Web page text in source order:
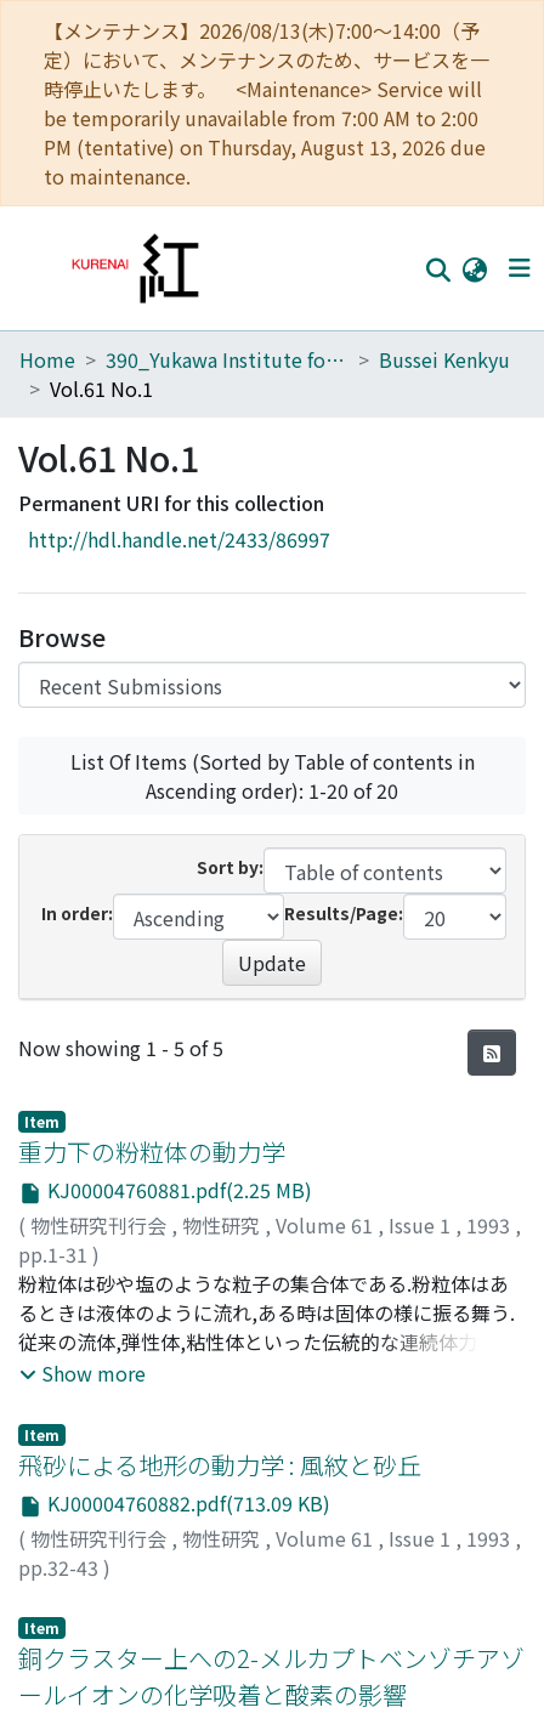
【メンテナンス】2026/08/13(木)7:00～14:00（予
定）において、メンテナンスのため、サービスを一
時停止いたします。 <Maintenance> Service will
be temporarily unavailable from 7:00 AM to 2:00
PM (tentative) on Thursday, August 13, 2026 due
to maintenance.
Home
Browse
Download Ranking
Access Statistics
Home 390_Yukawa Institute for Theoretical Physics
Bussei Kenkyu
Vol.61 No.1
Vol.61 No.1
Permanent URI for this collection
http://hdl.handle.net/2433/86997
Browse
List Of Items (Sorted by Table of contents in
Ascending order): 1-20 of 20
Sort by:
In order:
Results/Page:
Update
Recent Submissions
Now showing 1 - 5 of 5
Item
重力下の粉粒体の動力学
KJ00004760881.pdf(2.25 MB)
( 物性研究刊行会 , 物性研究 , Volume 61 , Issue 1 , 1993 ,
pp.1-31 )
田口, 善弘;Taguchi, Yoshihiro;タグチ, ヨシヒロ
粉粒体は砂や塩のような粒子の集合体である.粉粒体はあ
るときは液体のように流れ,ある時は固体の様に振る舞う.
従来の流体,弾性体,粘性体といった伝統的な連続体力学の
枠組みの中では捕えきれない面白い振る舞いをする.この
ついて数値計算と実験を中心に紹介する.
Show more
Item
飛砂による地形の動力学 : 風紋と砂丘
KJ00004760882.pdf(713.09 KB)
( 物性研究刊行会 , 物性研究 , Volume 61 , Issue 1 , 1993 ,
pp.32-43 )
ニシモリ, ヒラク
Item
銅クラスター上への2-メルカプトベンゾチアゾ
ールイオンの化学吸着と酸素の影響